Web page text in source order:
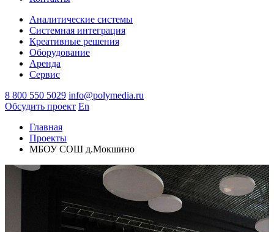
Аналитические системы
Системная интеграция
Креативные решения
Оборудование
Аренда
Сервис
8 800 550 5029 info@polymedia.ru
Обсудить проект En
Главная
Проекты
МБОУ СОШ д.Мокшино